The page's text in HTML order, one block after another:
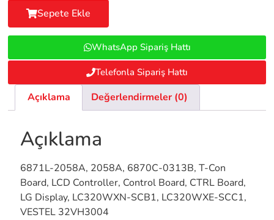
Sepete Ekle
WhatsApp Sipariş Hattı
Telefonla Sipariş Hattı
Açıklama Değerlendirmeler (0)
Açıklama
6871L-2058A, 2058A, 6870C-0313B, T-Con
Board, LCD Controller, Control Board, CTRL Board,
LG Display, LC320WXN-SCB1, LC320WXE-SCC1,
VESTEL 32VH3004